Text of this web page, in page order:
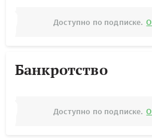
Доступно по подписке.
Банкротство
Доступно по подписке.